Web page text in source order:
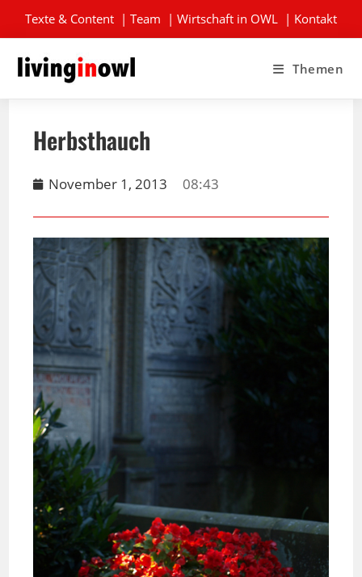
Texte & Content | Team | Wirtschaft in OWL | Kontakt
Themen
Herbsthauch
November 1, 2013 08:43